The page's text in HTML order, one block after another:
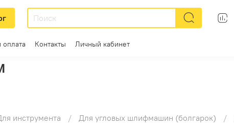
оплата Контакты Личный кабинет
инструмента Для угловых шлифмашин (болгарок)